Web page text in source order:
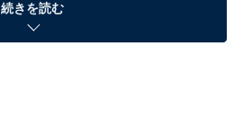
続きを読む